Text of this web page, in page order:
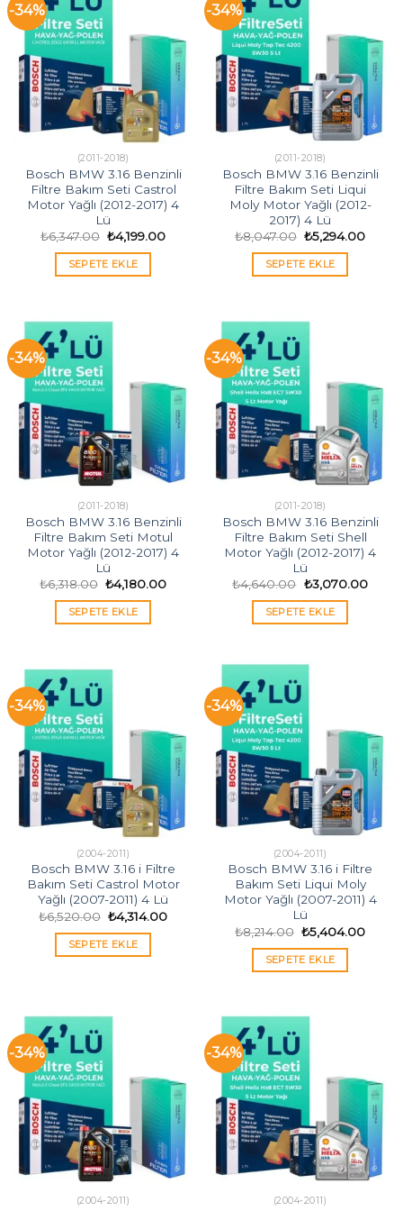
-34%
(2011-2018)
Bosch BMW 3.16 Benzinli
Filtre Bakım Seti Castrol
Motor Yağlı (2012-2017) 4
Lü
₺6,347.00 Orijinal
fiyat:
₺6,347.00.
₺4,199.00Şu
SEPETE EKLE
-34%
(2011-2018)
Bosch BMW 3.16 Benzinli
Filtre Bakım Seti Liqui
Moly Motor Yağlı (2012-
2017) 4 Lü
₺8,047.00 Orijinal
fiyat:
₺8,047.00.
₺5,294.00Şu
SEPETE EKLE
-34%
(2011-2018)
Bosch BMW 3.16 Benzinli
Filtre Bakım Seti Motul
Motor Yağlı (2012-2017) 4
Lü
₺6,318.00 Orijinal
fiyat:
₺6,318.00.
₺4,180.00Şu
SEPETE EKLE
-34%
(2011-2018)
Bosch BMW 3.16 Benzinli
Filtre Bakım Seti Shell
Motor Yağlı (2012-2017) 4
Lü
₺4,640.00 Orijinal
fiyat:
₺4,640.00.
₺3,070.00Şu
SEPETE EKLE
-34%
(2004-2011)
Bosch BMW 3.16 i Filtre
Bakım Seti Castrol Motor
Yağlı (2007-2011) 4 Lü
₺6,520.00 Orijinal
fiyat:
₺6,520.00.
₺4,314.00Şu
SEPETE EKLE
-34%
(2004-2011)
Bosch BMW 3.16 i Filtre
Bakım Seti Liqui Moly
Motor Yağlı (2007-2011) 4
Lü
₺8,214.00 Orijinal
fiyat:
₺8,214.00.
₺5,404.00Şu
SEPETE EKLE
-34%
(2004-2011)
-34%
(2004-2011)